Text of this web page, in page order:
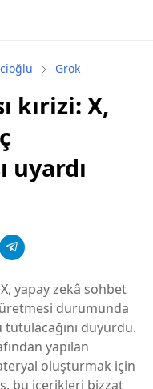
Grok
kırizi: X,
uyardı
yapay zekâ sohbet
durumunda
duyurdu.
yapılan
oluşturmak için
bu içerikleri bizzat